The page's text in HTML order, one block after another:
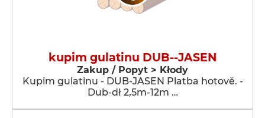
kupim gulatinu DUB--JASEN
Zakup / Popyt > Kłody
Kupim gulatinu - DUB-JASEN Platba hotově. -
Dub-dł 2,5m-12m …